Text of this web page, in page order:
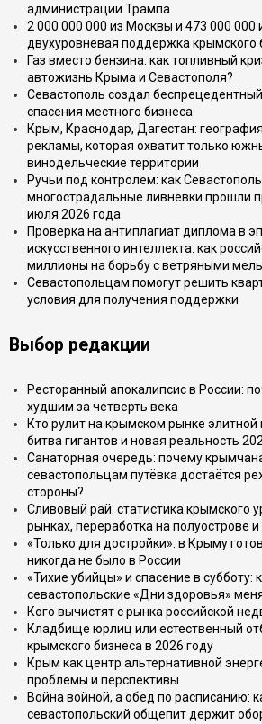
администрации Трампа
2 000 000 000 из Москвы и 473 000
двухуровневая поддержка крымского
Газ вместо бензина: как топливный
автожизнь Крыма и Севастополя?
Севастополь создал
спасения местного бизнеса
Крым, Краснодар, Дагестан:
рекламы, которая охватит только
винодельческие территории
Ручьи под контролем: как Севастополь
многострадальные ливнёвки прошли
июля 2026 года
Проверка на антиплагиат диплома в
искусственного интеллекта: как
миллионы на борьбу с ветряными
Севастопольцам помогут решить
условия для получения поддержки
Выбор редакции
Ресторанный апокалипсис в России:
худшим за четверть века
Кто рулит на крымском рынке
битва гигантов и новая реальность
Санаторная очередь: почему
севастопольцам путёвка достаётся
стороны?
Сливовый рай: статистика крымского
рынках, переработка на полуострове
«Только для достройки»: в Крыму
никогда не было в России
«Тихие убийцы» и спасение в субботу:
севастопольские «Дни здоровья»
Кого вычистят с рынка российской
Кладбище юрлиц или естественный
крымского бизнеса в 2026 году
Крым как центр альтернативной
проблемы и перспективы
Война войной, а обед по расписанию:
севастопольский общепит держит